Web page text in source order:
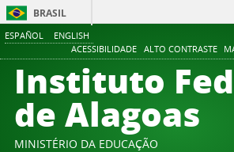
ESPAÑOL ENGLISH
ACESSIBILIDADE ALTO CONTRASTE
BRASIL
Instituto
de Alagoas
MINISTÉRIO DA EDUCAÇÃO